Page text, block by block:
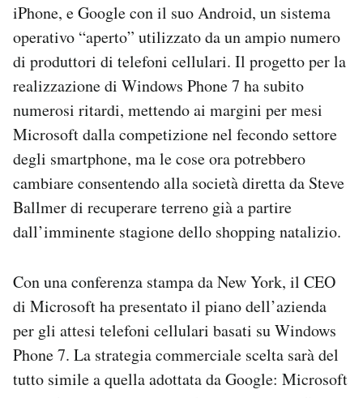
Area Personale
Newsletter
Notifiche mobile
Regala il Post
Hai bisogno di aiuto?
iPhone, e Google con il suo Android, un sistema
operativo “aperto” utilizzato da un ampio numero
di produttori di telefoni cellulari. Il progetto per la
realizzazione di Windows Phone 7 ha subito
numerosi ritardi, mettendo ai margini per mesi
Microsoft dalla competizione nel fecondo settore
degli smartphone, ma le cose ora potrebbero
cambiare consentendo alla società diretta da Steve
Ballmer di recuperare terreno già a partire
dall’imminente stagione dello shopping natalizio.
Con una conferenza stampa da New York, il CEO
di Microsoft ha presentato il piano dell’azienda
per gli attesi telefoni cellulari basati su Windows
Phone 7. La strategia commerciale scelta sarà del
tutto simile a quella adottata da Google: Microsoft